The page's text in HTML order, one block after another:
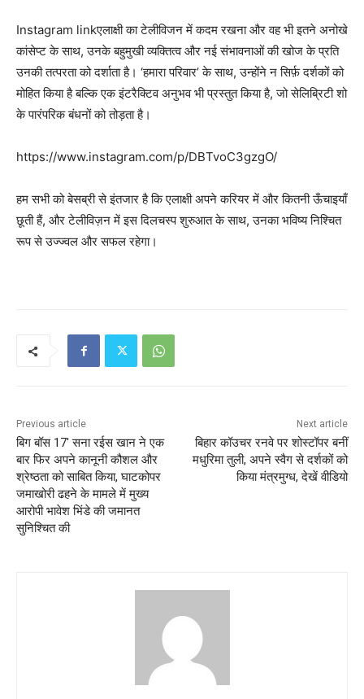
Instagram linkएलाक्षी का टेलीविजन में कदम रखना और वह भी इतने अनोखे
कांसेप्ट के साथ, उनके बहुमुखी व्यक्तित्व और नई संभावनाओं की खोज के प्रति
उनकी तत्परता को दर्शाता है। ‘हमारा परिवार’ के साथ, उन्होंने न सिर्फ़ दर्शकों को
मोहित किया है बल्कि एक इंटरैक्टिव अनुभव भी प्रस्तुत किया है, जो सेलिब्रिटी शो
के पारंपरिक बंधनों को तोड़ता है।
https://www.instagram.com/p/DBTvoC3gzgO/
हम सभी को बेसब्री से इंतजार है कि एलाक्षी अपने करियर में और कितनी ऊँचाइयाँ
छूती हैं, और टेलीविज़न में इस दिलचस्प शुरुआत के साथ, उनका भविष्य निश्चित
रूप से उज्ज्वल और सफल रहेगा।
Previous article
बिग बॉस 17′ सना रईस खान ने एक
बार फिर अपने कानूनी कौशल और
श्रेष्ठता को साबित किया, घाटकोपर
जमाखोरी ढहने के मामले में मुख्य
आरोपी भावेश भिंडे की जमानत
सुनिश्चित की
Next article
बिहार कॉउचर रनवे पर शोस्टॉपर बनीं
मधुरिमा तुली, अपने स्वैग से दर्शकों को
किया मंत्रमुग्ध, देखें वीडियो